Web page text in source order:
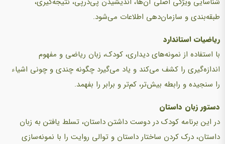
طبقه‌بندی و سازمان‌دهی اطلاعات می‌شود.
ریاضیات استاندارد
با استفاده از نمونه‌های دیداری، کودک، زبان ریاضی و مفهوم
اندازه‌گیری را کشف می‌کند و یاد می‌گیرد چگونه چندی و چونی اشیاء
را سنجیده و رابطه بیش‌تر، کم‌تر و برابر را بفهمد.
دستور زبان داستان
در این برنامه کودک در دوست داشتن داستان، تسلط یافتن به زبان
داستان، درک کردن ساختار داستان و توالی روایت را با نمونه‌سازی